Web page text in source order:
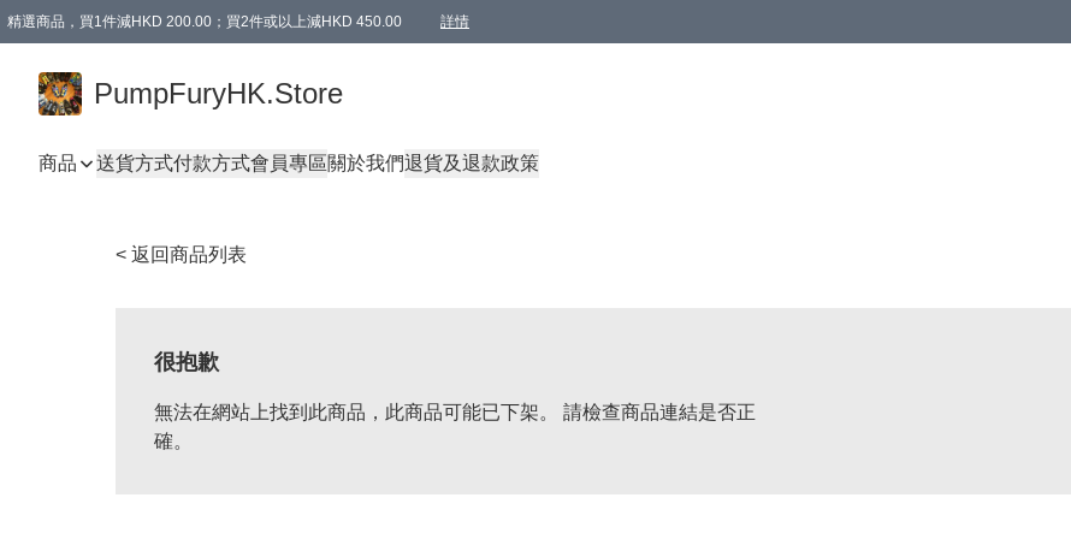
精選商品，買1件減HKD 200.00；買2件或以上減HKD 450.00 詳情
PumpFuryHK.Store
商品 送貨方式付款方式會員專區關於我們退貨及退款政策
< 返回商品列表
很抱歉
無法在網站上找到此商品，此商品可能已下架。 請檢查商品連結是否正
確。